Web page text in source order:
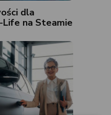
dla
na Steamie